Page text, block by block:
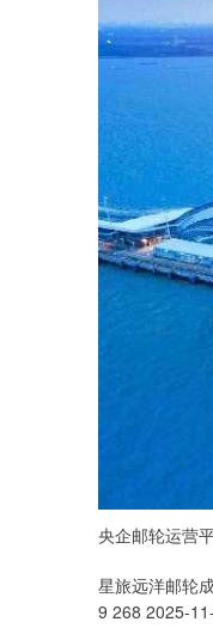
央企邮轮运营
星旅远洋邮轮
9 268 2025-